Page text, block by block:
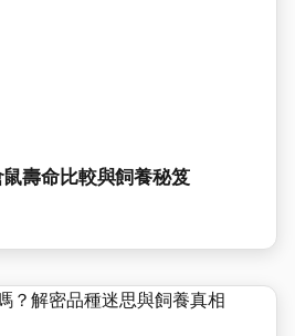
壽命比較與飼養秘笈